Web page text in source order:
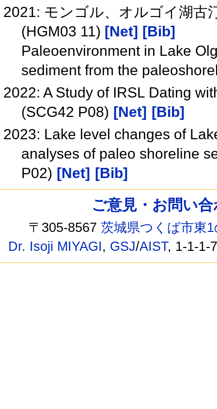
2021: モンゴル、オルゴイ湖古
(HGM03 11) [Net] [Bib]
Paleoenvironment in Lake
sediment from the
2022: A Study of IRSL Dating
(SCG42 P08) [Net]
[Bib]
2023: Lake level changes of
analyses of paleo shoreline
P02) [Net] [Bib]
ご意見・お問い
〒305-8567茨城県つくば市東
Dr. Isoji MIYAGI, GSJ/AIST, 1-1-1-